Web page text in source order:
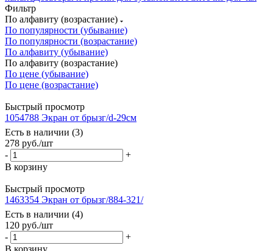
Фильтр
По алфавиту (возрастание)
По популярности (убывание)
По популярности (возрастание)
По алфавиту (убывание)
По алфавиту (возрастание)
По цене (убывание)
По цене (возрастание)
Быстрый просмотр
1054788 Экран от брызг/d-29см
Есть в наличии (3)
278 руб./шт
-
+
В корзину
Быстрый просмотр
1463354 Экран от брызг/884-321/
Есть в наличии (4)
120 руб./шт
-
+
В корзину